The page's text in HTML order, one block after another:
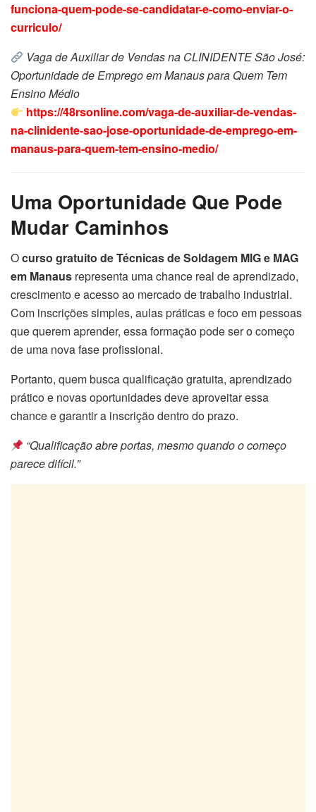
funciona-quem-pode-se-candidatar-e-como-enviar-o-
curriculo/
Vaga de Auxiliar de Vendas na CLINIDENTE São José:
Oportunidade de Emprego em Manaus para Quem Tem
Ensino Médio
https://48rsonline.com/vaga-de-auxiliar-de-vendas-
na-clinidente-sao-jose-oportunidade-de-emprego-em-
manaus-para-quem-tem-ensino-medio/
Uma Oportunidade Que Pode
Mudar Caminhos
Ocurso gratuito de Técnicas de Soldagem MIG e MAG
em Manaus representa uma chance real de aprendizado,
crescimento e acesso ao mercado de trabalho industrial.
Com inscrições simples, aulas práticas e foco em pessoas
que querem aprender, essa formação pode ser o começo
de uma nova fase profissional.
Portanto, quem busca qualificação gratuita, aprendizado
prático e novas oportunidades deve aproveitar essa
chance e garantir a inscrição dentro do prazo.
“Qualificação abre portas, mesmo quando o começo
parece difícil.”